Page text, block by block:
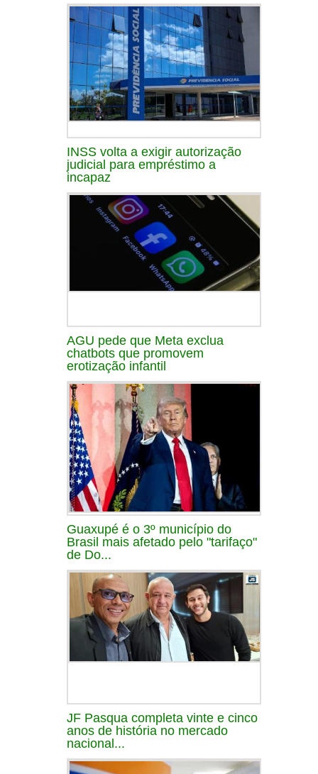
INSS volta a exigir autorização
judicial para empréstimo a
incapaz
AGU pede que Meta exclua
chatbots que promovem
erotização infantil
Guaxupé é o 3º município do
Brasil mais afetado pelo "tarifaço"
de Do...
JF Pasqua completa vinte e cinco
anos de história no mercado
nacional...